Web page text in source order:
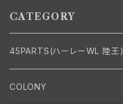
CATEGORY
45PARTS(ハーレーWL 陸王)
エンジン
COLONY